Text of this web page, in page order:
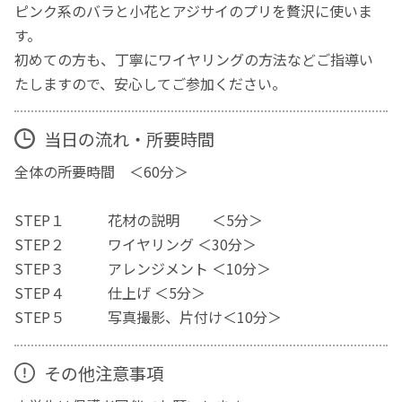
ピンク系のバラと小花とアジサイのプリを贅沢に使いま
す。
初めての方も、丁寧にワイヤリングの方法などご指導い
たしますので、安心してご参加ください。
当日の流れ・所要時間
全体の所要時間 ＜60分＞
STEP１ 花材の説明 ＜5分＞
STEP２ ワイヤリング ＜30分＞
STEP３ アレンジメント ＜10分＞
STEP４ 仕上げ ＜5分＞
STEP５ 写真撮影、片付け＜10分＞
その他注意事項